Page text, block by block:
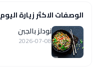
الوصفات الاكثر زيارة اليوم
نودلز بالجبن
2026-07-08